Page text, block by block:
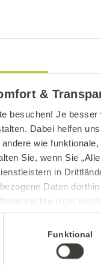
&
besuchen! Je
Dabei helfen
wie
Sie, wenn Sie
in
Daten
nicht
widerrufen
in unserem
Funktional
gluten-
Erklärung der